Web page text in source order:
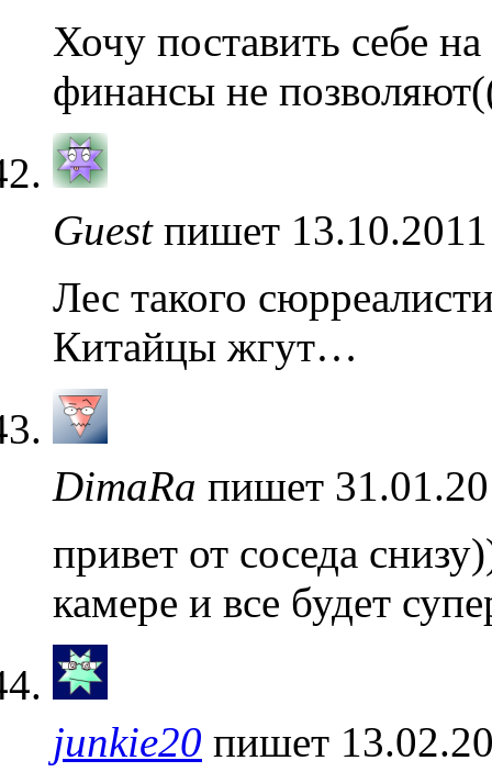
Хочу поставить себе
финансы не
Guestпишет
Лес такого
Китайцы жгут…
DimaRa пишет
привет от соседа
камере и все будет
junkie20 пишет